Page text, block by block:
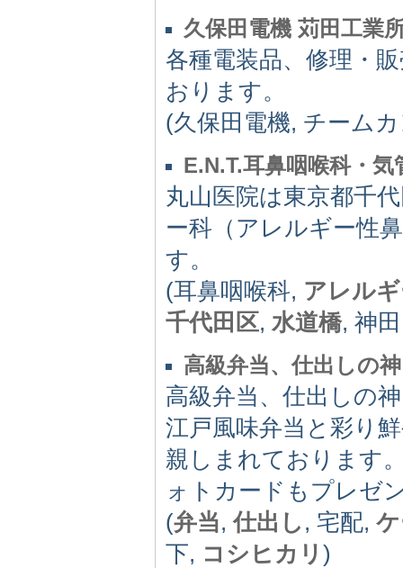
久保田電機 苅田工業
各種電装品、修理・
おります。
(久保田電機, チーム
E.N.T.耳鼻咽喉科・
丸山医院は東京都千
ー科（アレルギー性
す。
(耳鼻咽喉科, アレル
千代田区, 水道橋, 神
高級弁当、仕出しの
高級弁当、仕出しの
江戸風味弁当と彩り
親しまれております
ォトカードもプレゼ
(弁当,仕出し , 宅配,
下, コシヒカリ )